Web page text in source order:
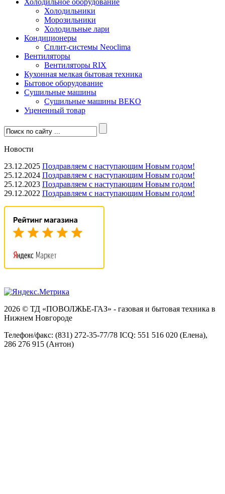
Холодильное оборудование
Холодильники
Морозильники
Холодильные лари
Кондиционеры
Сплит-системы Neoclima
Вентиляторы
Вентиляторы RIX
Кухонная мелкая бытовая техника
Бытовое оборудование
Сушильные машины
Сушильные машины BEKO
Уцененный товар
Новости
23.12.2025 Поздравляем с наступающим Новым годом!
25.12.2024 Поздравляем с наступающим Новым годом!
25.12.2023 Поздравляем с наступающим Новым годом!
29.12.2022 Поздравляем с наступающим Новым годом!
2026 © ТД «ПОВОЛЖЬЕ-ГАЗ» - газовая и бытовая техника в
Нижнем Новгороде
Телефон/факс: (831) 272-35-77/78 ICQ: 551 516 020 (Елена),
286 276 915 (Антон)